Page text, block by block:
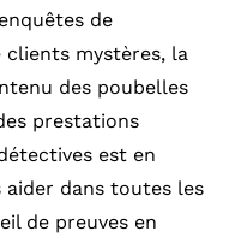
de
clients mystères, la
des poubelles
prestations
est en
aider dans toutes les
de preuves en